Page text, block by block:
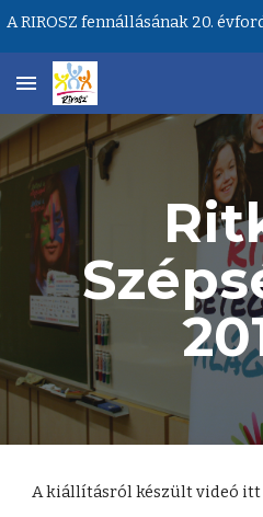
A kiállításról készült videó itt